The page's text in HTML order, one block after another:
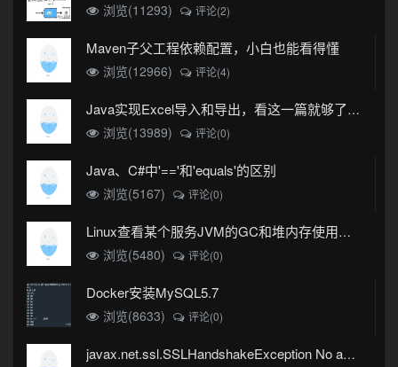
浏览(11293)
评论(2)
Maven子父工程依赖配置，小白也能看得懂
浏览(12966) 评论(4)
Java实现Excel导入和导出，看这一篇就够了(珍藏版)
浏览(13989)
评论(0)
Java、C#中'=='和'equals'的区别
浏览(5167) 评论(0)
Linux查看某个服务JVM的GC和堆内存使用情况
浏览(5480)
评论(0)
Docker安装MySQL5.7
浏览(8633) 评论(0)
javax.net.ssl.SSLHandshakeException No appropriate protocol (protocol is disabled or cipher suites are inappropriate)错误